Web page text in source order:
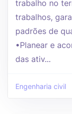
trabalho no
trabalhos,
padrões de
•Planear e
das ativ...
Engenharia civil